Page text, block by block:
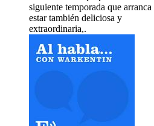
siguiente temporada que
estar también deliciosa y
extraordinaria,.